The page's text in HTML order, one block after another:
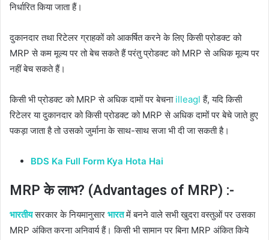
निर्धारित किया जाता हैं।
दुकानदार तथा रिटेलर ग्राहकों को आकर्षित करने के लिए किसी प्रोडक्ट को
MRP से कम मूल्य पर तो बेच सकते हैं परंतु प्रोडक्ट को MRP से अधिक मूल्य पर
नहीं बेच सकते हैं।
किसी भी प्रोडक्ट को MRP से अधिक दामों पर बेचना illeaglहैं, यदि किसी
रिटेलर या दुकानदार को किसी प्रोडक्ट को MRP से अधिक दामों पर बेचे जाते हुए
पकड़ा जाता है तो उसको जुर्माना के साथ-साथ सजा भी दी जा सकती है।
BDS Ka Full Form Kya Hota Hai
MRP के लाभ? (Advantages of MRP) :-
भारतीयसरकार के नियमानुसार भारतमें बनने वाले सभी खुदरा वस्तुओं पर उसका
MRP अंकित करना अनिवार्य हैं। किसी भी सामान पर बिना MRP अंकित किये